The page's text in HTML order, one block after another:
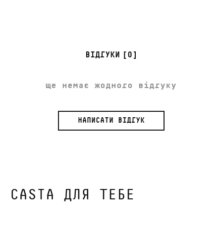
ВІДГУКИ [0]
ще немає жодного відгуку
НАПИСАТИ ВІДГУК
CASTA ДЛЯ ТЕБЕ